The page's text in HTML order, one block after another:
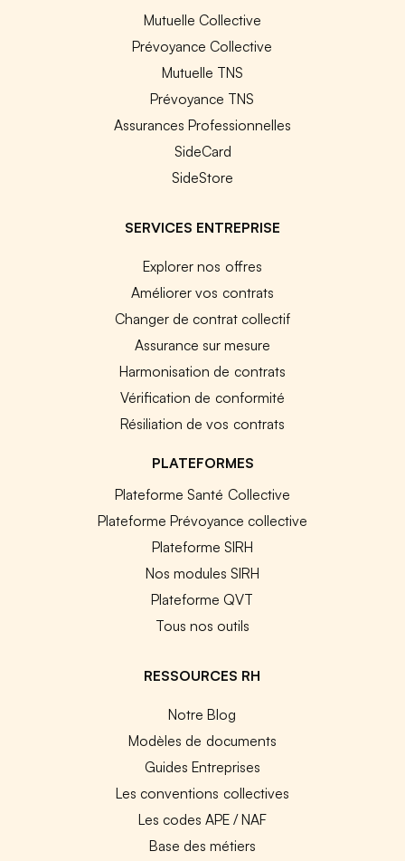
Mutuelle Collective
Prévoyance Collective
Mutuelle TNS
Prévoyance TNS
Assurances Professionnelles
SideCard
SideStore
SERVICES ENTREPRISE
Explorer nos offres
Améliorer vos contrats
Changer de contrat collectif
Assurance sur mesure
Harmonisation de contrats
Vérification de conformité
Résiliation de vos contrats
PLATEFORMES
Plateforme Santé Collective
Plateforme Prévoyance collective
Plateforme SIRH
Nos modules SIRH
Plateforme QVT
Tous nos outils
RESSOURCES RH
Notre Blog
Modèles de documents
Guides Entreprises
Les conventions collectives
Les codes APE / NAF
Base des métiers